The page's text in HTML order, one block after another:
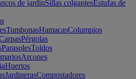
de jardínSillas colgantesEstufas de
TumbonasHamacasColumpios
Pérgolas
ParasolesToldos
Arcones
Huertos
JardinerasCompostadores